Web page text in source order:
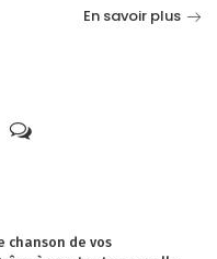
En savoir plus
chanson de vos